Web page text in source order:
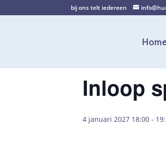
bij ons telt iedereen
Inloop
4 januari 2027 18:00 -